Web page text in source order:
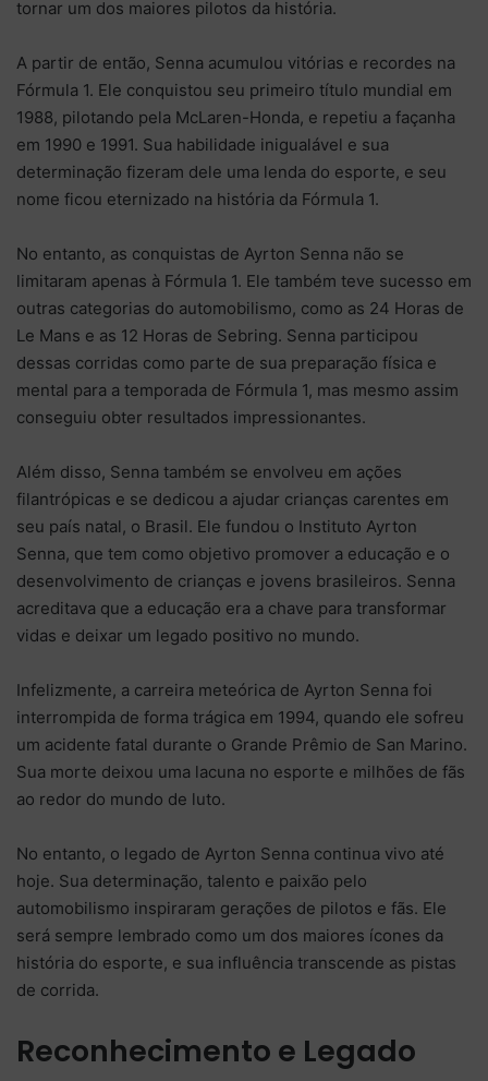
tornar um dos maiores pilotos da história.
A partir de então, Senna acumulou vitórias e recordes na
Fórmula 1. Ele conquistou seu primeiro título mundial em
1988, pilotando pela McLaren-Honda, e repetiu a façanha
em 1990 e 1991. Sua habilidade inigualável e sua
determinação fizeram dele uma lenda do esporte, e seu
nome ficou eternizado na história da Fórmula 1.
No entanto, as conquistas de Ayrton Senna não se
limitaram apenas à Fórmula 1. Ele também teve sucesso em
outras categorias do automobilismo, como as 24 Horas de
Le Mans e as 12 Horas de Sebring. Senna participou
dessas corridas como parte de sua preparação física e
mental para a temporada de Fórmula 1, mas mesmo assim
conseguiu obter resultados impressionantes.
Além disso, Senna também se envolveu em ações
filantrópicas e se dedicou a ajudar crianças carentes em
seu país natal, o Brasil. Ele fundou o Instituto Ayrton
Senna, que tem como objetivo promover a educação e o
desenvolvimento de crianças e jovens brasileiros. Senna
acreditava que a educação era a chave para transformar
vidas e deixar um legado positivo no mundo.
Infelizmente, a carreira meteórica de Ayrton Senna foi
interrompida de forma trágica em 1994, quando ele sofreu
um acidente fatal durante o Grande Prêmio de San Marino.
Sua morte deixou uma lacuna no esporte e milhões de fãs
ao redor do mundo de luto.
No entanto, o legado de Ayrton Senna continua vivo até
hoje. Sua determinação, talento e paixão pelo
automobilismo inspiraram gerações de pilotos e fãs. Ele
será sempre lembrado como um dos maiores ícones da
história do esporte, e sua influência transcende as pistas
de corrida.
Reconhecimento e Legado